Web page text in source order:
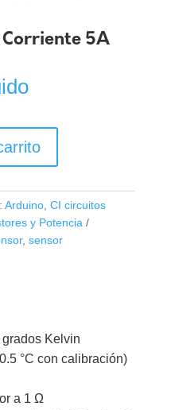
Corriente 5A
Arduino, CI circuitos
y Potencia
, sensor
Kelvin
°C con calibración)
a 1 Ω